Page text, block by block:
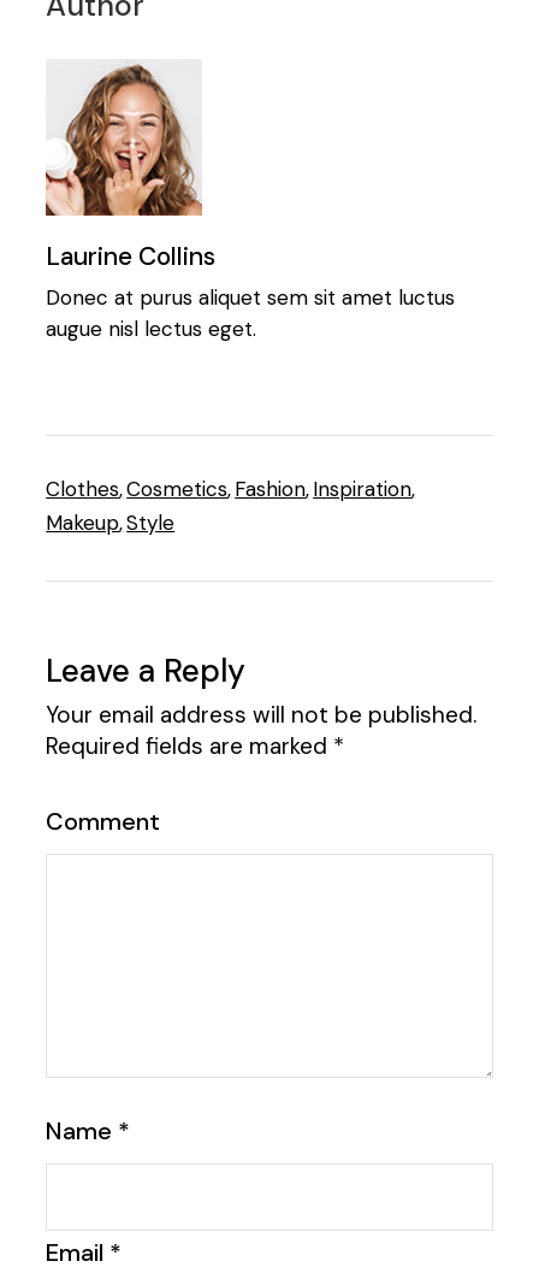
Laurine Collins
Donec at purus aliquet sem sit amet luctus
augue nisl lectus eget.
Clothes,Cosmetics,Fashion,Inspiration,
Makeup,Style
Leave a Reply
Your email address will not be published.
Required fields are marked *
Comment
Name *
Email *